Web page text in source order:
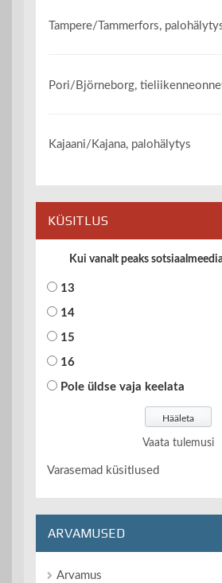
Tampere/Tammerfors,
Pori/Björneborg,
Kajaani/Kajana, palohälytys
KÜSITLUS
Kui vanalt peaks
13
14
15
16
Pole üldse vaja keelata
Vaata tulemusi
Varasemad küsitlused
ARVAMUSED
Arvamus